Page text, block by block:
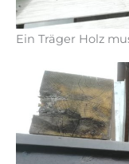
Ein Träger Holz